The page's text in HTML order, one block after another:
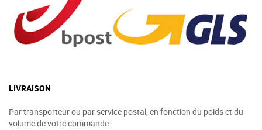
LIVRAISON
Par transporteur ou par service postal, en fonction du poids et du
volume de votre commande.